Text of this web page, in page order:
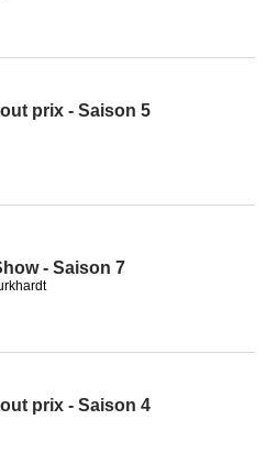
prix - Saison 5
- Saison 7
prix - Saison 4